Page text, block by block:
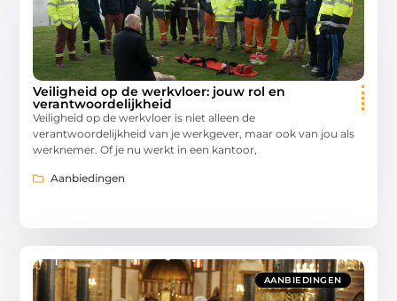
Veiligheid op de werkvloer: jouw rol en
verantwoordelijkheid
Veiligheid op de werkvloer is niet alleen de
verantwoordelijkheid van je werkgever, maar ook van jou als
werknemer. Of je nu werkt in een kantoor,
Aanbiedingen
AANBIEDINGEN